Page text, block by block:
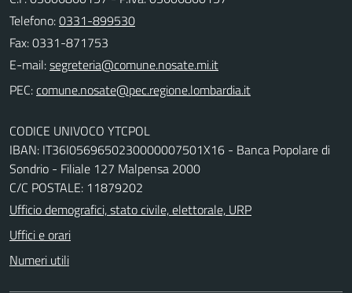
Telefono:0331-899530
Fax: 0331-871753
E-mail:
PEC:
CODICE UNIVOCO YTCPOL
IBAN: IT36I0569650230000007501X16 - Banca Popolare di
Sondrio - Filiale 127 Malpensa 2000
C/C POSTALE: 11879202
Ufficio demografici, stato civile, elettorale, URP
Uffici e orari
Numeri utili